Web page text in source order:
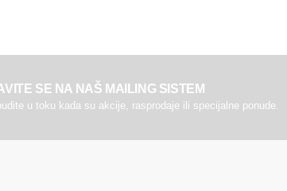
SE NA NAŠ MAILING SISTEM
u toku kada su akcije, rasprodaje ili specijalne ponude.